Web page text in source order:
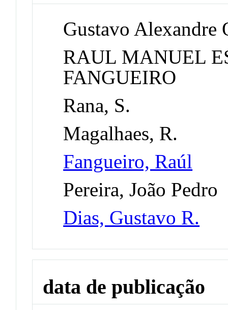
Gustavo Alexandre
RAUL MANUEL
FANGUEIRO
Rana, S.
Magalhaes, R.
Fangueiro, Raúl
Pereira, João Pedro
Dias, Gustavo R.
data de publicação